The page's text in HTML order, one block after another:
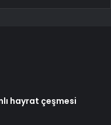
hayrat çeşmesi